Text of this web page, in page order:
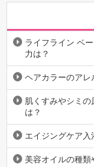
ライフライン ベ
力は？
ヘアカラーのアレ
肌くすみやシミの
は？
エイジングケア入
美容オイルの種類